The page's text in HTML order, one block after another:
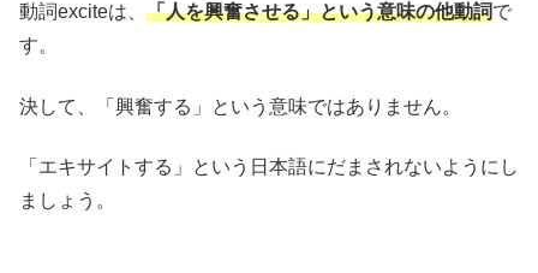
動詞exciteは、 「人を興奮させる」という意味の他動詞で
す。
決して、「興奮する」という意味ではありません。
「エキサイトする」という日本語にだまされないようにし
ましょう。